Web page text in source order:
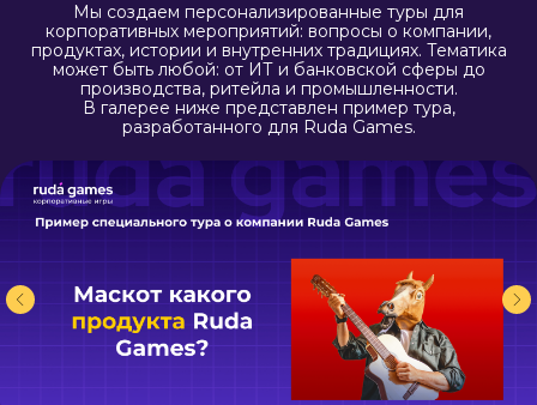
Мы создаем персонализированные туры для
корпоративных мероприятий: вопросы о компании,
продуктах, истории и внутренних традициях. Тематика
может быть любой: от ИТ и банковской сферы до
производства, ритейла и промышленности.
В галерее ниже представлен пример тура,
разработанного для Ruda Games.